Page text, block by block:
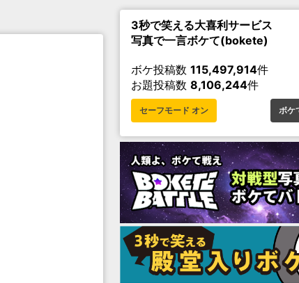
3秒で笑える大喜利サービス
写真で一言ボケて(bokete)
ボケ投稿数 115,497,914件
お題投稿数 8,106,244件
セーフモード オン ボケ